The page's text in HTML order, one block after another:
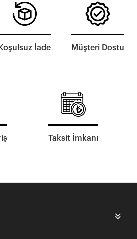
Koşulsuz İade Müşteri Dostu
Taksit İmkanı